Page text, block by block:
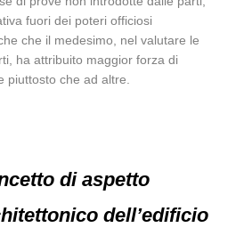
fuori dei poteri officiosi
che il medesimo, nel valutare le
ha attribuito maggior forza di
piuttosto che ad altre.
di aspetto
dell’edificio